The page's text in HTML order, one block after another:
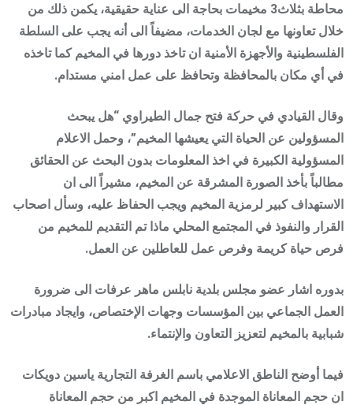
محاطة بثلاث3 مخيمات بحاجة الى عناية حقيقية، يكمن ذلك من
خلال تعاونها مع لجان الخدمات، مضيفاً الى أنه يجب على السلطة
الفلسطينية والأجهزة الأمنية ان تاخذ دورها في المخيم كما تاخذه
في أي مكان بالمحافظة وتحافظ على عمل امني مستدام.
وقال القيادي في حركة فتح جمال الطيراوي “هل يبحث
المسؤولين عن الحياة التي يعيشها المخيم”، وحمل الاعلام
المسؤولية الكبيرة في اخذ المعلومات بدون البحث عن الحقائق
مطالباً بأخذ الصورة المشرقة عن المخيم، مشيراً الى ان
الاستهداف كبير لرمزية المخيم ويجب الحفاظ عليه، وسأل اصحاب
القرار والنفوذ في المجتمع المحلي ماذا تم التقديم للمخيم من
فرص حياة كريمة وفرص عمل للعاطلين عن العمل.
بدوره اشار عضو مجلس بلدية نابلس ماهر عرفات الى ضرورة
العمل الجماعي بين المؤسسات وجهات الإختصاص، وايجاد مبادرات
شبابية بالمخيم لتعزيز التعاون والإنتماء.
فيما أوضح الناطق الاعلامي باسم الغرفة التجارية ياسين دويكات
ان حجم المعاناة الموجدة في المخيم اكبر من حجم المعاناة